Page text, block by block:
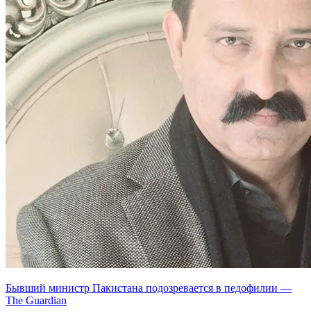
Бывший министр Пакистана подозревается в педофилии —
The Guardian